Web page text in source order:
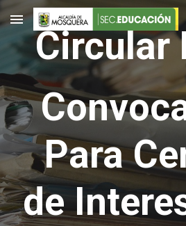
Skip to main content
Circular
Para
de